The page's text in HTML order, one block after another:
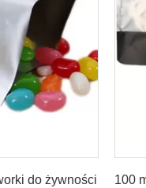
do żywności
100